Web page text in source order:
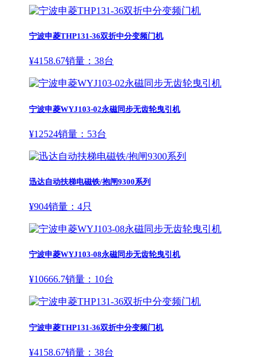
宁波申菱THP131-36双折中分变频门机
¥4158.67销量： 38台
宁波申菱WYJ103-02永磁同步无齿轮曳引机
¥12524销量： 53台
迅达自动扶梯电磁铁/抱闸9300系列
¥904销量： 4只
宁波申菱WYJ103-08永磁同步无齿轮曳引机
¥10666.7销量： 10台
宁波申菱THP131-36双折中分变频门机
¥4158.67销量： 38台